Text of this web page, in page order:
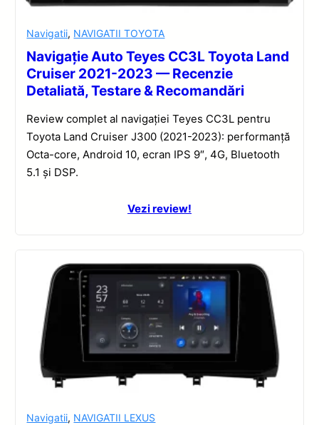
Navigatii, NAVIGATII TOYOTA
Navigație Auto Teyes CC3L Toyota Land
Cruiser 2021-2023 — Recenzie
Detaliată, Testare & Recomandări
Review complet al navigației Teyes CC3L pentru
Toyota Land Cruiser J300 (2021-2023): performanță
Octa-core, Android 10, ecran IPS 9″, 4G, Bluetooth
5.1 și DSP.
Vezi review!
Navigatii, NAVIGATII LEXUS